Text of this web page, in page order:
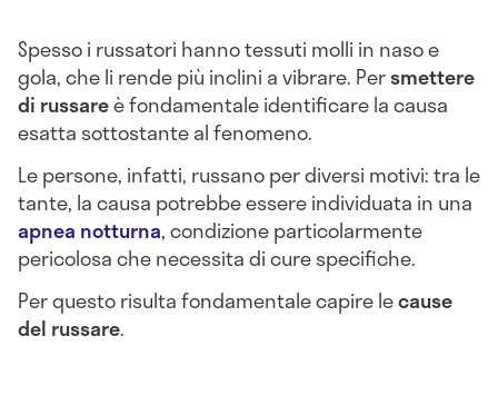
Spesso i russatori hanno tessuti molli in naso e
gola, che li rende più inclini a vibrare. Persmettere
di russareè fondamentale identificare la causa
esatta sottostante al fenomeno.
Le persone, infatti, russano per diversi motivi: tra le
tante, la causa potrebbe essere individuata in una
apnea notturna, condizione particolarmente
pericolosa che necessita di cure specifiche.
Per questo risulta fondamentale capire lecause
del russare.